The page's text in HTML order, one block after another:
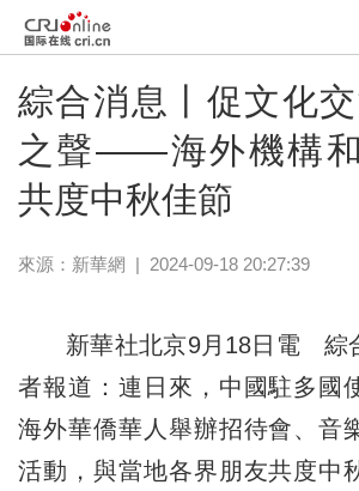
綜合消息丨促文化
之聲——海外機構
共度中秋佳節
來源： 新華網 | 2024-09-18 20:27:39
新華社北京9月18日電 綜
者報道：連日來，中國駐多國
海外華僑華人舉辦招待會、音
活動，與當地各界朋友共度中